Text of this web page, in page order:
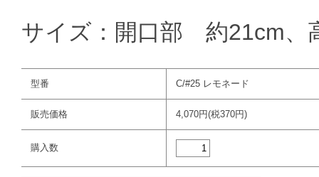
サイズ：開口部 約21cm
型番 C/#25 レモネード
販売価格 4,070円(税370円)
購入数